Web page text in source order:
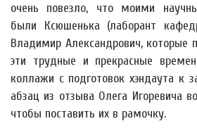
очень повезло, что моими
были Ксюшенька (лаборант
Владимир Александрович, которые
эти трудные и прекрасные
коллажи с подготовок хэндаута к
абзац из отзыва Олега Игоревича
чтобы поставить их в рамочку.